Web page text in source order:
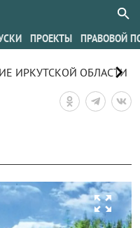
ПРОЕКТЫ ПРАВОВОЙ
ИРКУТСКОЙ ОБЛАСТИ
chevron_right
zoom_out_map